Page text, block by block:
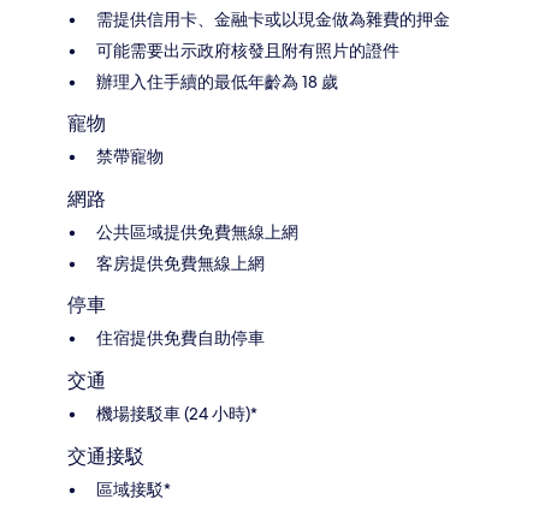
需提供信用卡、金融卡或以現金做為雜費的押金
可能需要出示政府核發且附有照片的證件
辦理入住手續的最低年齡為 18 歲
寵物
禁帶寵物
網路
公共區域提供免費無線上網
客房提供免費無線上網
停車
住宿提供免費自助停車
交通
機場接駁車 (24 小時)*
交通接駁
區域接駁*